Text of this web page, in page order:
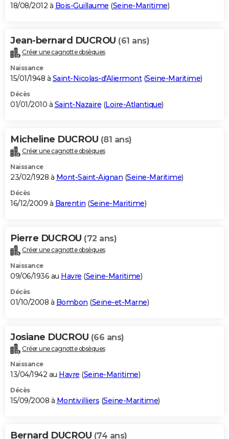
18/08/2012 à Bois-Guillaume (Seine-Maritime)
Jean-bernard DUCROU (61 ans)
Créer une cagnotte obsèques
Naissance
15/01/1948 à Saint-Nicolas-d'Aliermont(Seine-Maritime)
Décès
01/01/2010 à Saint-Nazaire (Loire-Atlantique)
Micheline DUCROU (81 ans)
Créer une cagnotte obsèques
Naissance
23/02/1928 à Mont-Saint-Aignan (Seine-Maritime)
Décès
16/12/2009 à Barentin (Seine-Maritime)
Pierre DUCROU (72 ans)
Créer une cagnotte obsèques
Naissance
09/06/1936 au Havre (Seine-Maritime)
Décès
01/10/2008 à Bombon (Seine-et-Marne)
Josiane DUCROU (66 ans)
Créer une cagnotte obsèques
Naissance
13/04/1942 au Havre (Seine-Maritime)
Décès
15/09/2008 à Montivilliers (Seine-Maritime)
Bernard DUCROU (74 ans)